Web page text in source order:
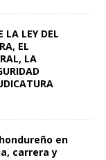
LA LEY DEL
EL
LA
en
carrera y